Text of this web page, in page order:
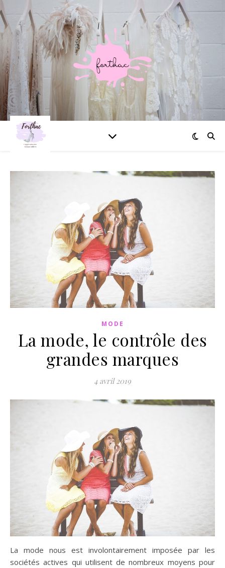
MODE
La mode, le contrôle des
grandes marques
4 avril 2019
La mode nous est involontairement imposée par les
sociétés actives qui utilisent de nombreux moyens pour